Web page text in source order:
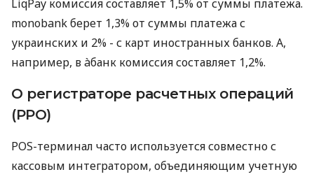
LiqPay комиссия составляет 1,5% от суммы платежа.
monobank берет 1,3% от суммы платежа с
украинских и 2% - с карт иностранных банков. А,
например, в àбанк комиссия составляет 1,2%.
О регистраторе расчетных операций
(РРО)
POS-терминал часто используется совместно с
кассовым интегратором, объединяющим учетную